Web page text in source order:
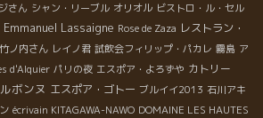
さん シャン・リーブル オリオル ビストロ・ル・セル
Emmanuel Lassaigne Rose de Zaza レストラン・
竹ノ内さん レイノ君 試飲会フィリップ・パカレ 霧島 ア
d'Alquier パリの夜 エスポア・よろずや カトリー
ボンヌ エスポア・ゴトー ブルイイ2013 石川アキ
écrivain KITAGAWA-NAWO DOMAINE LES HAUTES